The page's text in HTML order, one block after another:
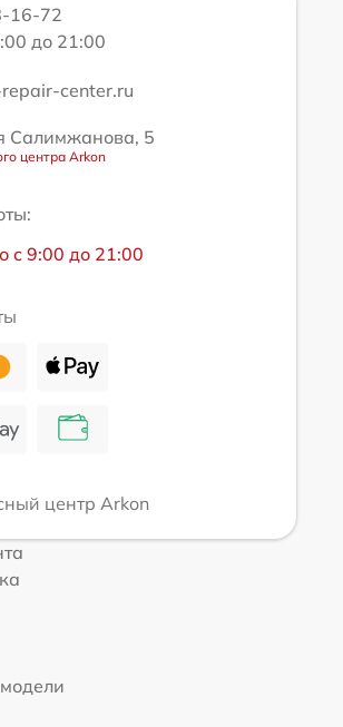
16-72
до 21:00
center.ru
Салимжанова, 5
центра Arkon
с 9:00 до 21:00
центр Arkon